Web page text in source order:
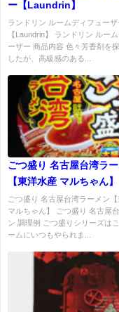
ー【Laundrin】
ランドリン ルームディフューザ
【Laundrin】 ランドリン ルー
ーザー 商品内容 色々芳香剤を
したが、高級感のある...
ごつ盛り 名古屋台湾ラ
【東洋水産 マルちゃん】
ごつ盛り 名古屋台湾ラーメン【
マルちゃん】 ごつ盛り 名古屋
ン 調理例 ごつ盛りシリーズは
ームにいつもやられま...